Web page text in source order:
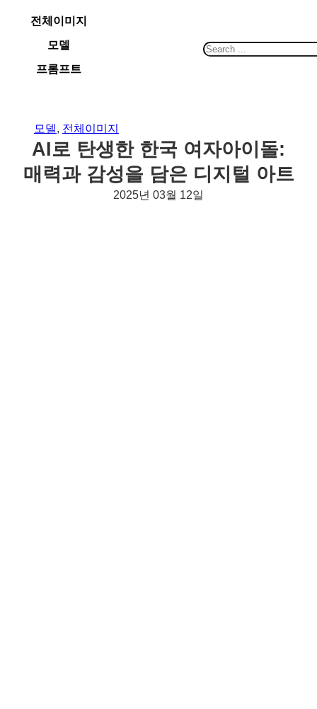
전체이미지
모델
프롬프트
S
모델, 전체이미지
AI로 탄생한 한국 여자아이돌:
매력과 감성을 담은 디지털 아트
2025년 03월 12일